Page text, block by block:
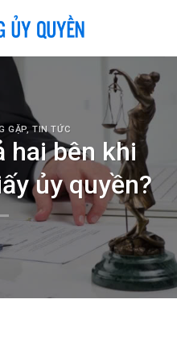
GẶP,TIN TỨC
hai bên khi
ủy quyền?